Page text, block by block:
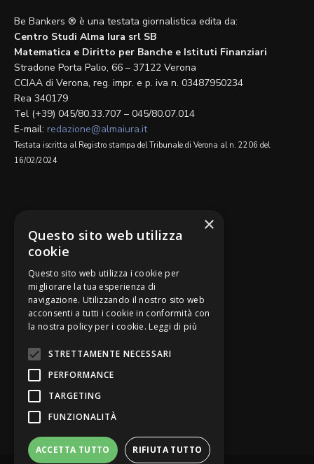
Be Bankers ® è una testata giornalistica edita da:
Centro Studi Alma Iura srl SB
Matematica e Diritto per Banche e Istituti Finanziari
Stradone Porta Palio, 66 – 37122 Verona
CCIAA di Verona, reg. impr. e p. iva n. 03487950234
Rea 340179
Tel (+39) 045/80.33.707 – 045/80.07.014
E-mail: redazione@almaiura.it
Testata iscritta al Registro stampa del Tribunale di Verona al n. 2206 del
16/02/2024
Be Bankers è ideato da
×
Questo sito web utilizza
cookie
Questo sito web utilizza i cookie per
migliorare la tua esperienza di
navigazione. Utilizzando il nostro sito web
acconsenti a tutti i cookie in conformità con
la nostra policy per i cookie. Leggi di più
STRETTAMENTE NECESSARI
PERFORMANCE
TARGETING
FUNZIONALITÀ
ACCETTA TUTTO RIFIUTA TUTTO